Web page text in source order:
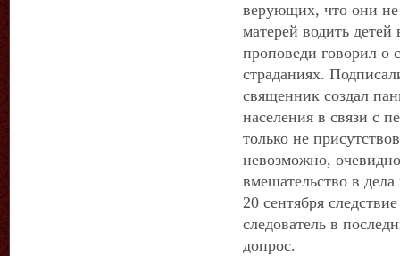
верующих, что они
матерей водить
проповеди говорил о
страданиях.
священник создал
населения в связи с
только не
невозможно,
вмешательство в
20 сентября
следователь в
допрос.